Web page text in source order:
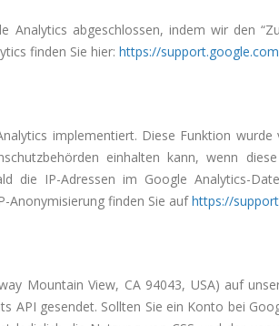
abgeschlossen, indem wir den
finden Sie hier: https://
implementiert. Diese Funktion
einhalten kann, wenn
IP-Adressen im Google Analytics-
Anonymisierung finden Sie aufhttps://
Mountain View, CA 94043, USA) auf
gesendet. Sollten Sie ein Konto bei